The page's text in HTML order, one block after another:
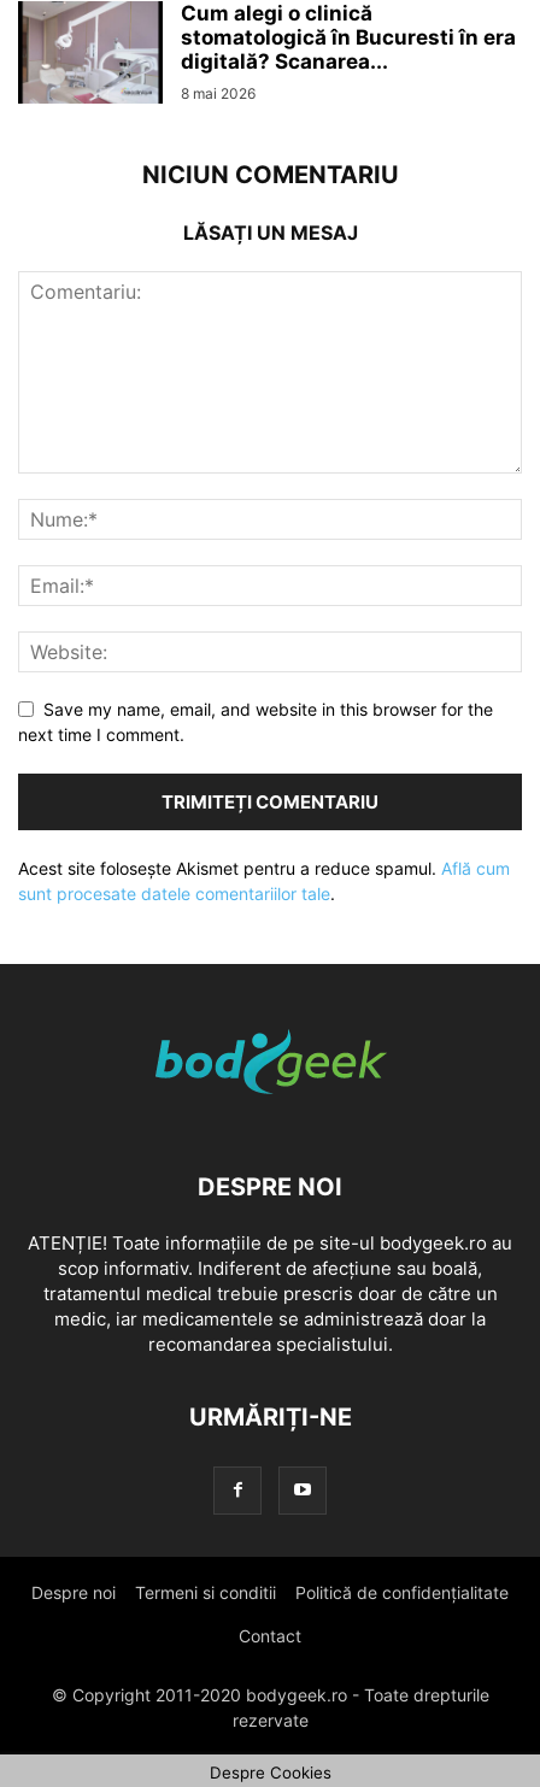
Cum alegi o clinică
stomatologică în Bucuresti în era
digitală? Scanarea...
8 mai 2026
NICIUN COMENTARIU
LĂSAȚI UN MESAJ
Save my name, email, and website in this browser for the
next time I comment.
Acest site folosește Akismet pentru a reduce spamul. Află cum
sunt procesate datele comentariilor tale.
DESPRE NOI
ATENȚIE! Toate informațiile de pe site-ul bodygeek.ro au
scop informativ. Indiferent de afecțiune sau boală,
tratamentul medical trebuie prescris doar de către un
medic, iar medicamentele se administrează doar la
recomandarea specialistului.
URMĂRIȚI-NE
Despre noi Termeni si conditii Politică de confidențialitate
Contact
© Copyright 2011-2020 bodygeek.ro - Toate drepturile
rezervate
Despre Cookies